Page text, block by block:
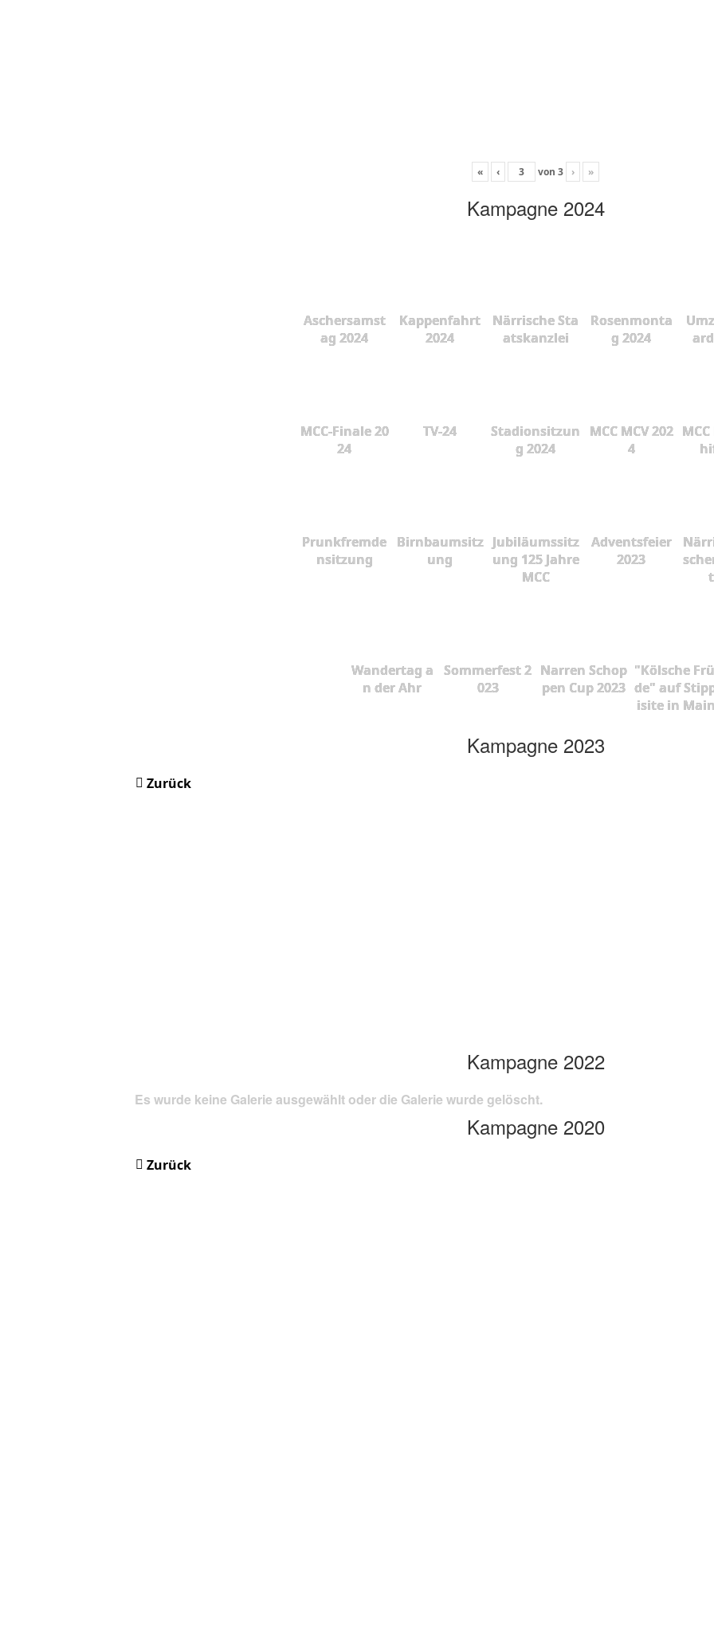
« ‹ von 3 › »
Kampagne 2024
Aschersamst
ag 2024
Kappenfahrt
2024
Närrische Sta
atskanzlei
Rosenmonta
g 2024
MCC-Finale 20
24
TV-24
Stadionsitzun
g 2024
MCC MCV 202
4
Prunkfremde
nsitzung
Birnbaumsitz
ung
Jubiläumssitz
ung 125 Jahre
MCC
Adventsfeier
2023
Wandertag a
n der Ahr
Sommerfest 2
023
Narren Schop
pen Cup 2023
"Kölsche
de" auf
isite in
Kampagne 2023
Zurück
Kampagne 2022
Es wurde keine Galerie ausgewählt oder die Galerie wurde gelöscht.
Kampagne 2020
Zurück